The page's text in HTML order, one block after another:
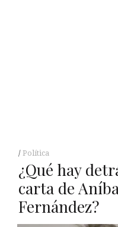
Política
¿Qué hay
carta de
Fernández?